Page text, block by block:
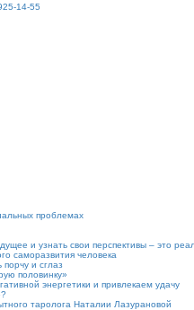
14-55
проблемах
и узнать свои перспективы – это
саморазвития человека
порчу и сглаз
половинку»
энергетики и привлекаем удачу
таролога Наталии Лазурановой